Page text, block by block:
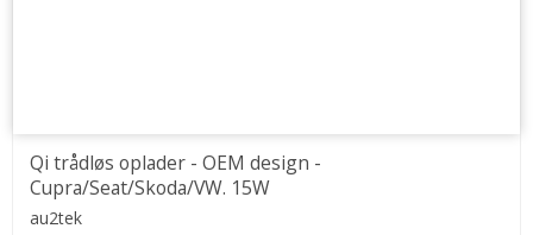
Qi trådløs oplader - OEM design -
Cupra/Seat/Skoda/VW. 15W
au2tek